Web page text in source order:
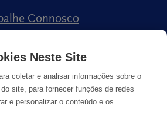
Connosco
Neste Site
coletar e analisar informações sobre o
site, para fornecer funções de redes
e personalizar o conteúdo e os